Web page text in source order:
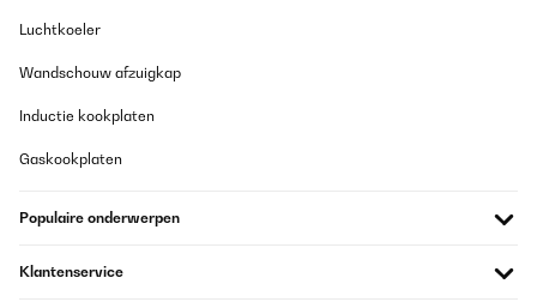
Luchtkoeler
Wandschouw afzuigkap
Inductie kookplaten
Gaskookplaten
Populaire onderwerpen
Klantenservice